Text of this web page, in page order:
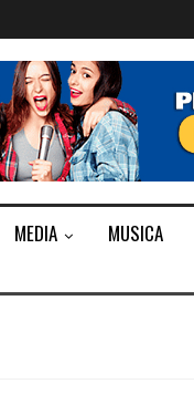
MEDIA MUSICA